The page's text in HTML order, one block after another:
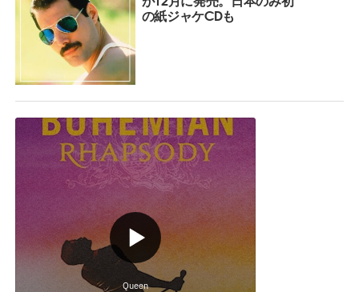
の紙ジャケCDも